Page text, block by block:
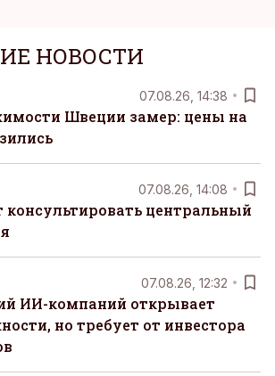
НОВОСТИ
07.08.26, 14:38
Швеции замер: цены на
07.08.26, 14:08
центральный
07.08.26, 12:32
ИИ-компаний открывает
но требует от инвестора